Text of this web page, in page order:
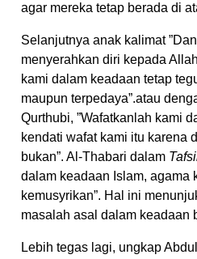
agar mereka tetap berada di
Selanjutnya anak kalimat
menyerahkan diri kepada
kami dalam keadaan tetap
maupun terpedaya”.atau
Qurthubi, ”Wafatkanlah kami
kendati wafat kami itu karena
bukan”. Al-Thabari dalam
dalam keadaan Islam, agama
kemusyrikan”. Hal ini
masalah asal dalam keadaan
Lebih tegas lagi, ungkap